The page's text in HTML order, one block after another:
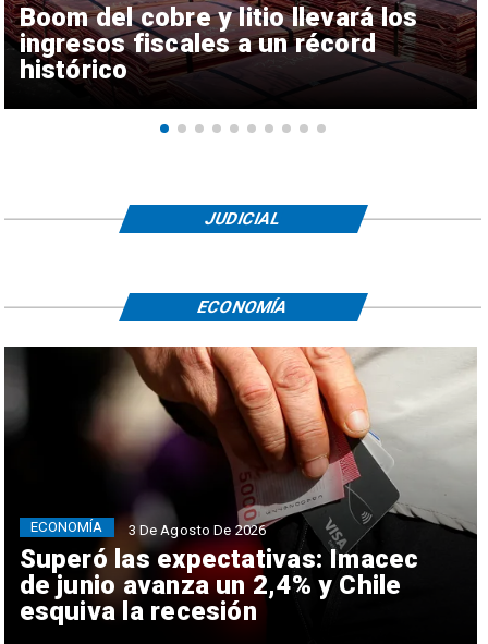
Boom del cobre y litio llevará los
ingresos fiscales a un récord
histórico
JUDICIAL
Superó las expectativas: Imacec
de junio avanza un 2,4% y Chile
esquiva la recesión
ECONOMÍA 3 De Agosto De 2026
ECONOMÍA